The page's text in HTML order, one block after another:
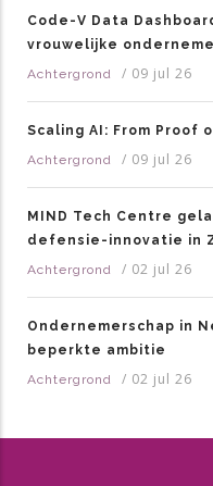
Code-V Data
vrouwelijke
Achtergrond
/ 09 jul 26
Scaling AI: From Proof
Achtergrond
/ 09 jul 26
MIND Tech Centre
defensie-innovatie in
Achtergrond
/ 02 jul 26
Ondernemerschap in
beperkte ambitie
Achtergrond
/ 02 jul 26